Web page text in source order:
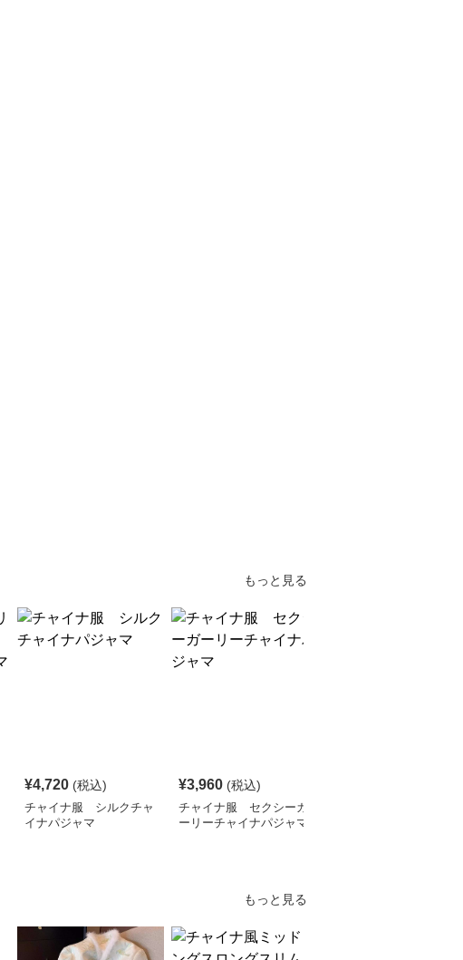
もっと見る
¥4,720 (税込)
チャイナ服 シルクチャ
イナパジャマ
¥3,960 (税込)
チャイナ服 セクシーガ
ーリーチャイナパジャマ
もっと見る